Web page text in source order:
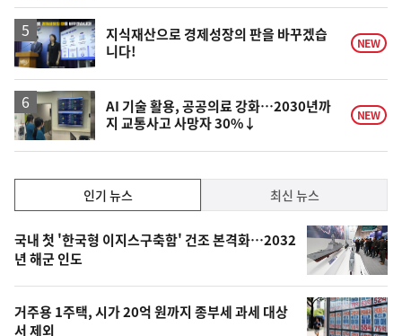
일
지식재산으로 경제성장의 판을 바꾸겠습
니다!
NEW
AI 기술 활용, 공공의료 강화…2030년까
지 교통사고 사망자 30%↓
NEW
기,
최
신,
오
늘
인기 뉴스 최신 뉴스
기
뉴
스
국내 첫 '한국형 이지스구축함' 건조 본격화…2032
년 해군 인도
거주용 1주택, 시가 20억 원까지 종부세 과세 대상
서 제외